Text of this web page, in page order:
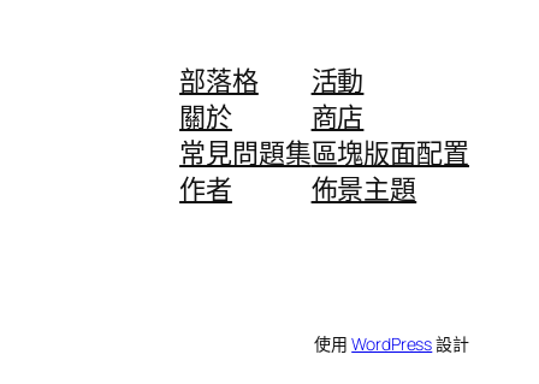
部落格
關於
常見問題集
作者
活動
商店
區塊版面配置
佈景主題
使用WordPress設計